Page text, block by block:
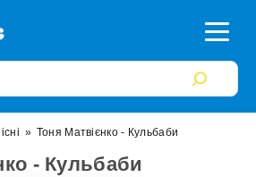
» Тоня Матвієнко - Кульбаби
- Кульбаби